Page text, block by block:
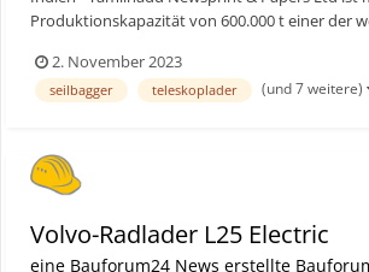
Produktionskapazität von 600.000 t einer der
Bagassebasis. Am Anfang des
vier stationäre SENNEBOGEN 821 E
2. November 2023
seilbagger teleskoplader (und 7 weitere)
Volvo-Radlader L25 Electric
eine Bauforum24 News erstellte